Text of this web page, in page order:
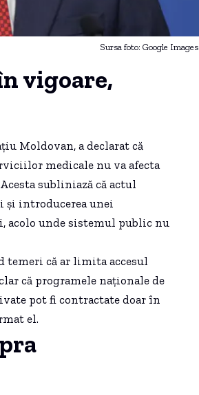
Sursa foto: Google Images
vigoare,
Moldovan, a declarat că
medicale nu va afecta
subliniază că actul
și introducerea unei
unde sistemul public nu
temeri că ar limita accesul
că programele naționale de
pot fi contractate doar în
el.